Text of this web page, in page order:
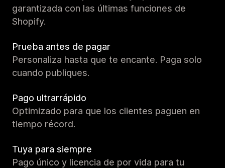
garantizada con las últimas funciones de
Shopify.
Prueba antes de pagar
Personaliza hasta que te encante. Paga solo
cuando publiques.
Pago ultrarrápido
Optimizado para que los clientes paguen en
tiempo récord.
Tuya para siempre
Pago único y licencia de por vida para tu